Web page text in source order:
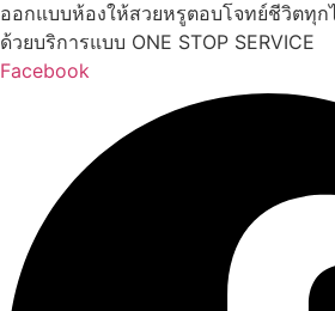
ออกแบบห้องให้สวยหรูตอบโจทย์ชีวิตทุก
ด้วยบริการแบบ ONE STOP SERVICE
Facebook